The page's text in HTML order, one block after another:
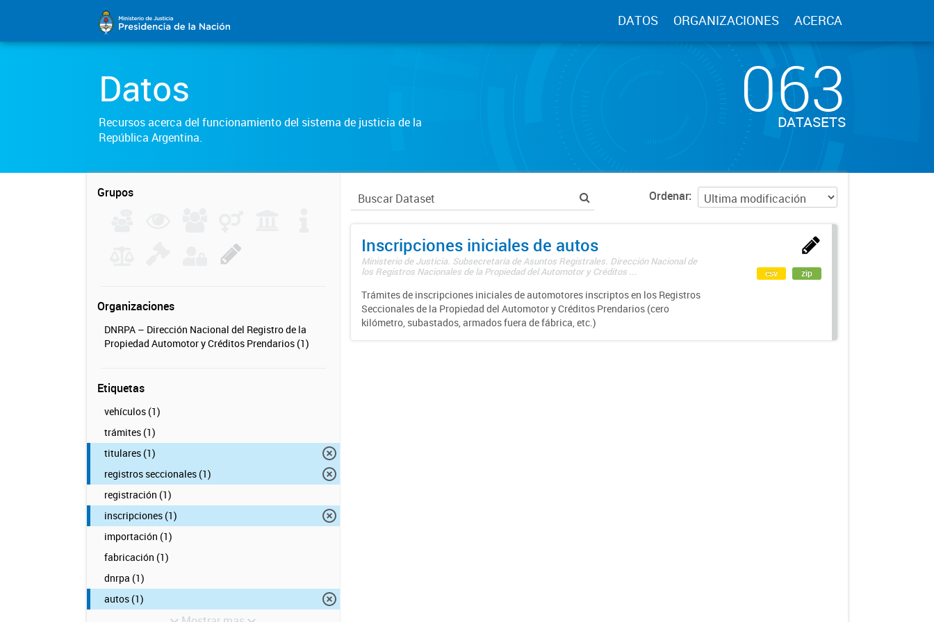
DATOS ORGANIZACIONES ACERCA
Datos
Recursos acerca del funcionamiento del sistema de justicia de la
República Argentina.
063
DATASETS
Grupos
Organizaciones
DNRPA – Dirección Nacional del Registro de la
Propiedad Automotor y Créditos Prendarios (1)
Etiquetas
vehículos (1)
trámites (1)
titulares (1)
registros seccionales (1)
registración (1)
inscripciones (1)
importación (1)
fabricación (1)
dnrpa (1)
autos (1)
Ordenar
Inscripciones iniciales de autos
Ministerio de Justicia. Subsecretaría de Asuntos Registrales. Dirección Nacional de
los Registros Nacionales de la Propiedad del Automotor y Créditos ...
Trámites de inscripciones iniciales de automotores inscriptos en los Registros
Seccionales de la Propiedad del Automotor y Créditos Prendarios (cero
kilómetro, subastados, armados fuera de fábrica, etc.)
csv zip